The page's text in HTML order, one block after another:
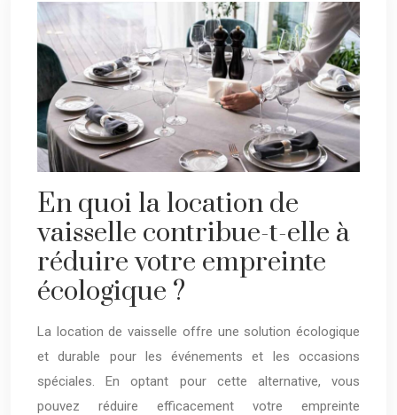
En quoi la location de
vaisselle contribue-t-elle à
réduire votre empreinte
écologique ?
La location de vaisselle offre une solution écologique
et durable pour les événements et les occasions
spéciales. En optant pour cette alternative, vous
pouvez réduire efficacement votre empreinte